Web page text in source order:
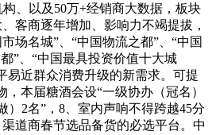
、以及50万+经销商大数据，板块
客商逐年增加、影响力不竭提拔，
场名城”、“中国物流之都”、“中国
”、“中国最具投资价值十大城
易近群众消费升级的新需求。可提
本届糖酒会设“一级协办（冠名）
）2名”，8、室内声响不得跨越45分
道商春节选品备货的必选平台。中